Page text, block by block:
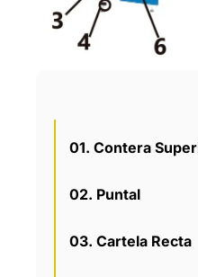
01. Contera
02. Puntal
03. Cartela Recta